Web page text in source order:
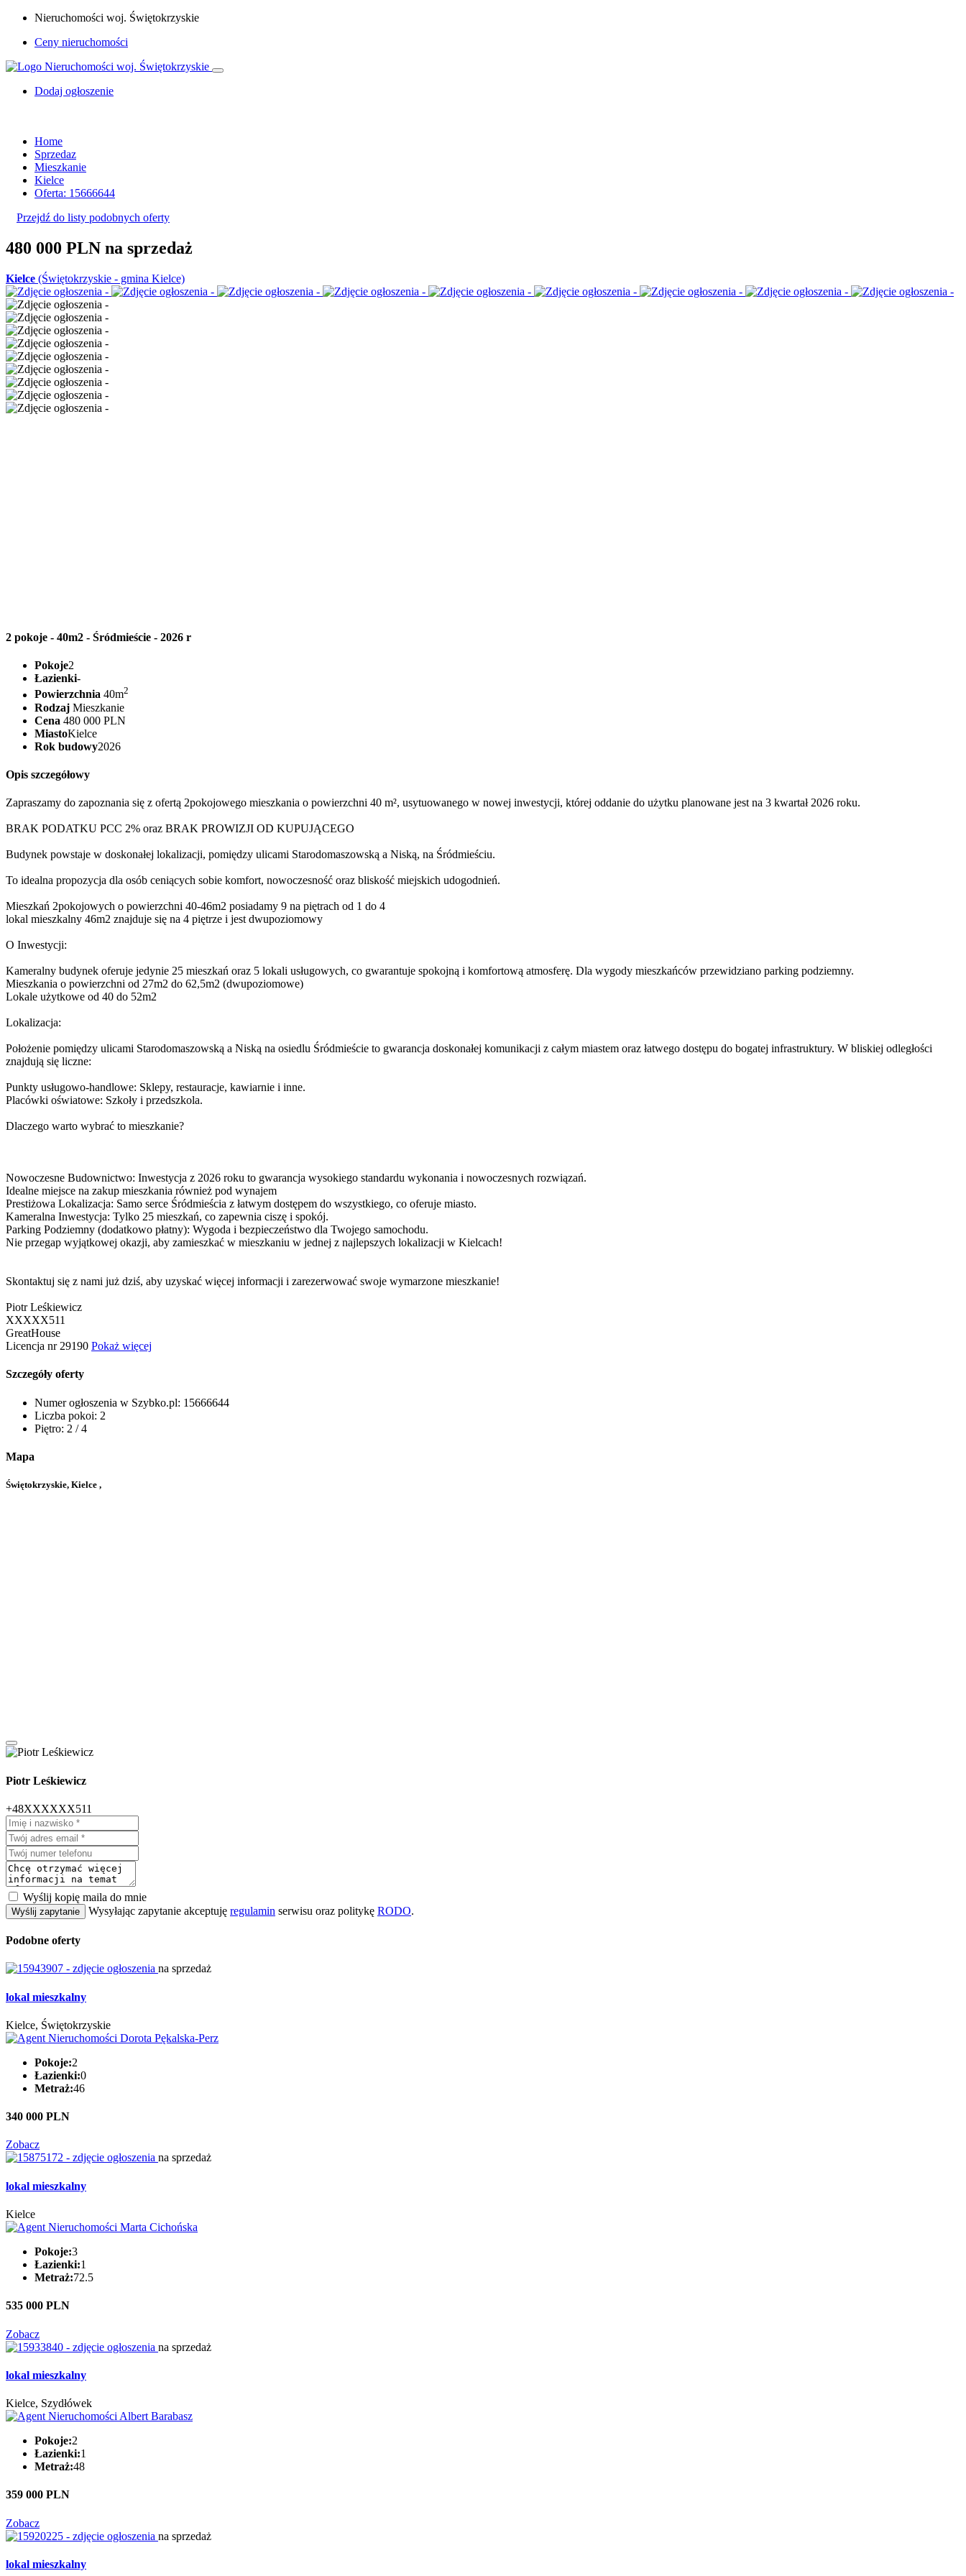
Nieruchomości woj. Świętokrzyskie
Ceny nieruchomości
Dodaj ogłoszenie
Home
Sprzedaz
Mieszkanie
Kielce
Oferta: 15666644
Przejdź do listy podobnych oferty
480 000 PLN na sprzedaż
Kielce (Świętokrzyskie - gmina Kielce)
2 pokoje - 40m2 - Śródmieście - 2026 r
Pokoje2
Łazienki-
Powierzchnia 40m2
Rodzaj Mieszkanie
Cena 480 000 PLN
MiastoKielce
Rok budowy2026
Opis szczegółowy
Zapraszamy do zapoznania się z ofertą 2pokojowego mieszkania o powierzchni 40 m², usytuowanego w nowej inwestycji, której oddanie do użytku planowane jest na 3 kwartał 2026 roku.
BRAK PODATKU PCC 2% oraz BRAK PROWIZJI OD KUPUJĄCEGO
Budynek powstaje w doskonałej lokalizacji, pomiędzy ulicami Starodomaszowską a Niską, na Śródmieściu.
To idealna propozycja dla osób ceniących sobie komfort, nowoczesność oraz bliskość miejskich udogodnień.
Mieszkań 2pokojowych o powierzchni 40-46m2 posiadamy 9 na piętrach od 1 do 4
lokal mieszkalny 46m2 znajduje się na 4 piętrze i jest dwupoziomowy
O Inwestycji:
Kameralny budynek oferuje jedynie 25 mieszkań oraz 5 lokali usługowych, co gwarantuje spokojną i komfortową atmosferę. Dla wygody mieszkańców przewidziano parking podziemny.
Mieszkania o powierzchni od 27m2 do 62,5m2 (dwupoziomowe)
Lokale użytkowe od 40 do 52m2
Lokalizacja:
Położenie pomiędzy ulicami Starodomaszowską a Niską na osiedlu Śródmieście to gwarancja doskonałej komunikacji z całym miastem oraz łatwego dostępu do bogatej infrastruktury. W bliskiej odległości
znajdują się liczne:
Punkty usługowo-handlowe: Sklepy, restauracje, kawiarnie i inne.
Placówki oświatowe: Szkoły i przedszkola.
Dlaczego warto wybrać to mieszkanie?
Nowoczesne Budownictwo: Inwestycja z 2026 roku to gwarancja wysokiego standardu wykonania i nowoczesnych rozwiązań.
Idealne miejsce na zakup mieszkania również pod wynajem
Prestiżowa Lokalizacja: Samo serce Śródmieścia z łatwym dostępem do wszystkiego, co oferuje miasto.
Kameralna Inwestycja: Tylko 25 mieszkań, co zapewnia ciszę i spokój.
Parking Podziemny (dodatkowo płatny): Wygoda i bezpieczeństwo dla Twojego samochodu.
Nie przegap wyjątkowej okazji, aby zamieszkać w mieszkaniu w jednej z najlepszych lokalizacji w Kielcach!
Skontaktuj się z nami już dziś, aby uzyskać więcej informacji i zarezerwować swoje wymarzone mieszkanie!
Piotr Leśkiewicz
XXXXX511
GreatHouse
Licencja nr 29190 Pokaż więcej
Szczegóły oferty
Numer ogłoszenia w Szybko.pl: 15666644
Liczba pokoi: 2
Piętro: 2 / 4
Mapa
Świętokrzyskie, Kielce ,
Piotr Leśkiewicz
+48XXXXXX511
Wyślij kopię maila do mnie
Wyślij zapytanie Wysyłając zapytanie akceptuję regulamin serwisu oraz politykę RODO.
Podobne oferty
na sprzedaż
lokal mieszkalny
Kielce, Świętokrzyskie
Pokoje:2
Łazienki:0
Metraż:46
340 000 PLN
Zobacz
na sprzedaż
lokal mieszkalny
Kielce
Pokoje:3
Łazienki:1
Metraż:72.5
535 000 PLN
Zobacz
na sprzedaż
lokal mieszkalny
Kielce, Szydłówek
Pokoje:2
Łazienki:1
Metraż:48
359 000 PLN
Zobacz
na sprzedaż
lokal mieszkalny